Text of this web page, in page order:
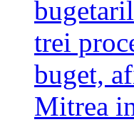
trei
buget,
Mitrea